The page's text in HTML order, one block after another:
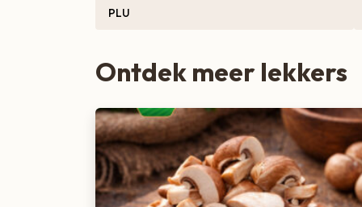
PLU
Ontdek meer lekkers